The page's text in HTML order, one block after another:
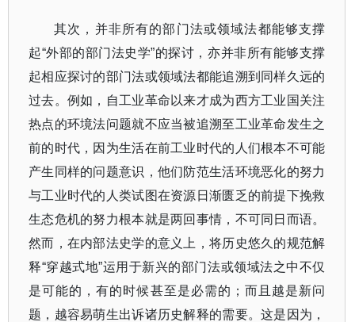
其次，并非所有的部门法或领域法都能够支撑
起“外部的部门法史学”的探讨，亦并非所有能够支撑
起相应探讨的部门法或领域法都能追溯到同样久远的
过去。例如，自工业革命以来才成为西方工业国关注
热点的环境法问题就不应当被追溯至工业革命发生之
前的时代，因为生活在前工业时代的人们根本不可能
产生同样的问题意识，他们防范生活环境恶化的努力
与工业时代的人类试图在资源日渐匮乏的前提下挽救
生态危机的努力根本就是两回事情，不可同日而语。
然而，在内部法史学的意义上，将历史悠久的规范解
释“穿越式地”运用于新兴的部门法或领域法之中不仅
是可能的，有的时候甚至是必需的；而且越是新问
题，越容易萌生出诉诸历史解释的需要。这是因为，